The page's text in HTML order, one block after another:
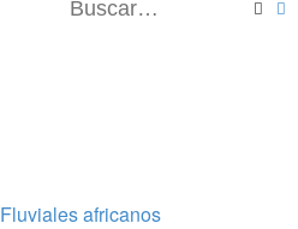
Fluviales africanos